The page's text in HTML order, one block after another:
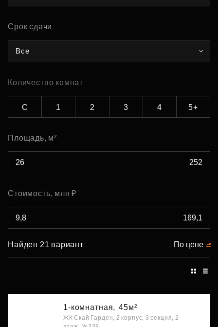
Срок сдачи
Все
Количество комнат
С 1 2 3 4 5+
Площадь, м²
Стоимость, млн ₽
Найден 21 вариант По цене
1-комнатная, 45м²
ЖК Скай Гарден, 2 корпус, 3 секция, 2